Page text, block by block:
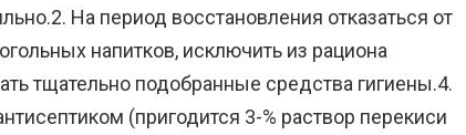
На период восстановления отказаться от
напитков, исключить из рациона
тщательно подобранные средства гигиены.4.
(пригодится 3-% раствор перекиси